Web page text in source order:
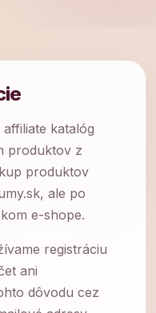
katalóg
produktov z
produktov
ale po
e-shope.
registráciu
ani
dôvodu cez